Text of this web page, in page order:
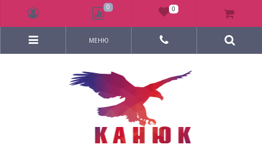
МЕНЮ
0 0